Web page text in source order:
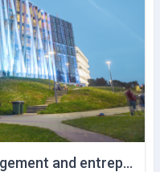
EkonB003 : Business management and entrepreneurship